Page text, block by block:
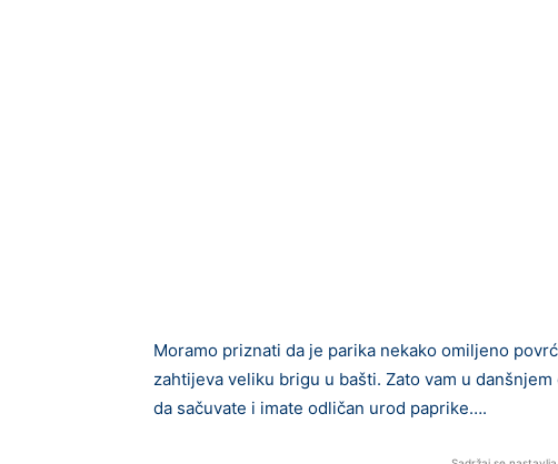
Moramo priznati da je parika nekako omiljeno
zahtijeva veliku brigu u bašti. Zato vam u
da sačuvate i imate odličan urod paprike….